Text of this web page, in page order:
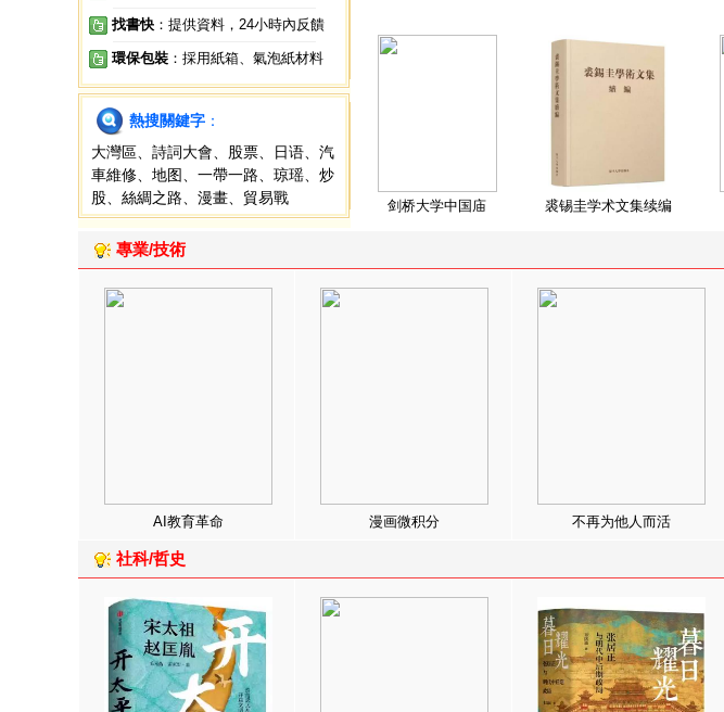
找書快 ：提供資料，24小時內反饋
環保包裝 ：採用紙箱、氣泡紙材料
熱搜關鍵字 ：
大灣區
詩詞大會 股票 日语
汽
車維修
地图 一帶一路 琼瑶
炒
股
絲綢之路 漫畫 貿易戰 剑桥大学中国庙 裘锡圭学术文集续编
專業/技術
AI教育革命 漫画微积分 不再为他人而活
社科/哲史